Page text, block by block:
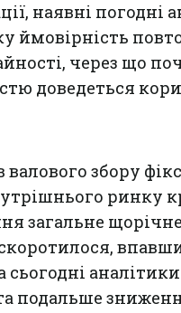
наявні погодні
ймовірність
через що
доведеться
збору
ринку
загальне
подальше